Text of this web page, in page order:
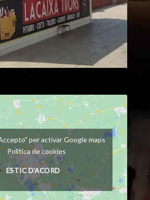
per activar Google maps
Política de cookies
ESTIC D'ACORD